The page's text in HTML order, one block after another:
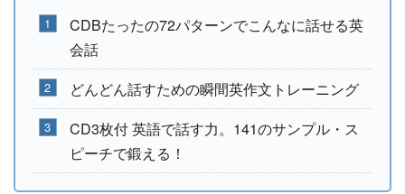
CDBたったの72パターンでこんなに話せる英
会話
どんどん話すための瞬間英作文トレーニング
CD3枚付 英語で話す力。141のサンプル・ス
ピーチで鍛える！